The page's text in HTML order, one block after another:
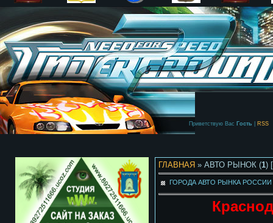
Приветствую Вас Гость RSS
ГЛАВНАЯ » АВТО РЫНОК (1)
ГОРОДА АВТО РЫНКА РОССИИ